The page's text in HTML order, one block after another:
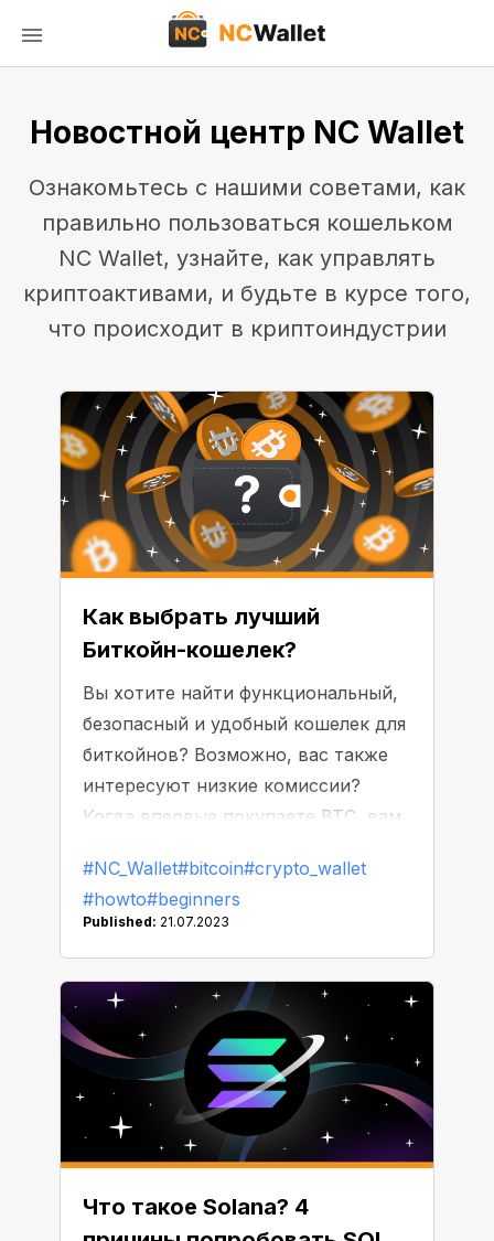
Новостной центр NC Wallet
Ознакомьтесь с нашими советами, как
правильно пользоваться кошельком
NC Wallet, узнайте, как управлять
криптоактивами, и будьте в курсе того,
что происходит в криптоиндустрии
Как выбрать лучший
Биткойн-кошелек?
Вы хотите найти функциональный,
безопасный и удобный кошелек для
биткойнов? Возможно, вас также
интересуют низкие комиссии?
Когда впервые покупаете BTC, вам
какой кошелек будет отвечать всем
требованиям, но мы готовы помочь
#NC_Wallet#bitcoin#crypto_wallet
#howto#beginners
Published: 21.07.2023
Что такое Solana? 4